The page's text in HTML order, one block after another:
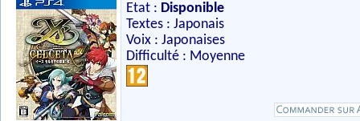
Etat : Disponible
Textes : Japonais
Voix : Japonaises
Difficulté : Moyenne